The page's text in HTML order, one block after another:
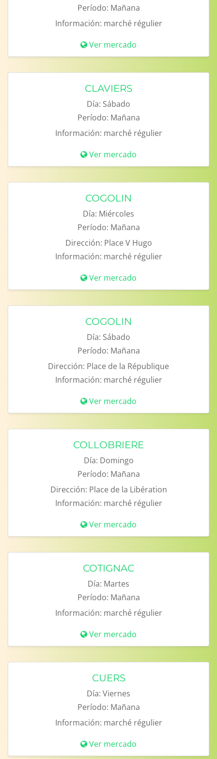
Período: Mañana
Información: marché régulier
Ver mercado
CLAVIERS
Día: Sábado
Período: Mañana
Información: marché régulier
Ver mercado
COGOLIN
Día: Miércoles
Período: Mañana
Dirección: Place V Hugo
Información: marché régulier
Ver mercado
COGOLIN
Día: Sábado
Período: Mañana
Dirección: Place de la République
Información: marché régulier
Ver mercado
COLLOBRIERE
Día: Domingo
Período: Mañana
Dirección: Place de la Libération
Información: marché régulier
Ver mercado
COTIGNAC
Día: Martes
Período: Mañana
Información: marché régulier
Ver mercado
CUERS
Día: Viernes
Período: Mañana
Información: marché régulier
Ver mercado